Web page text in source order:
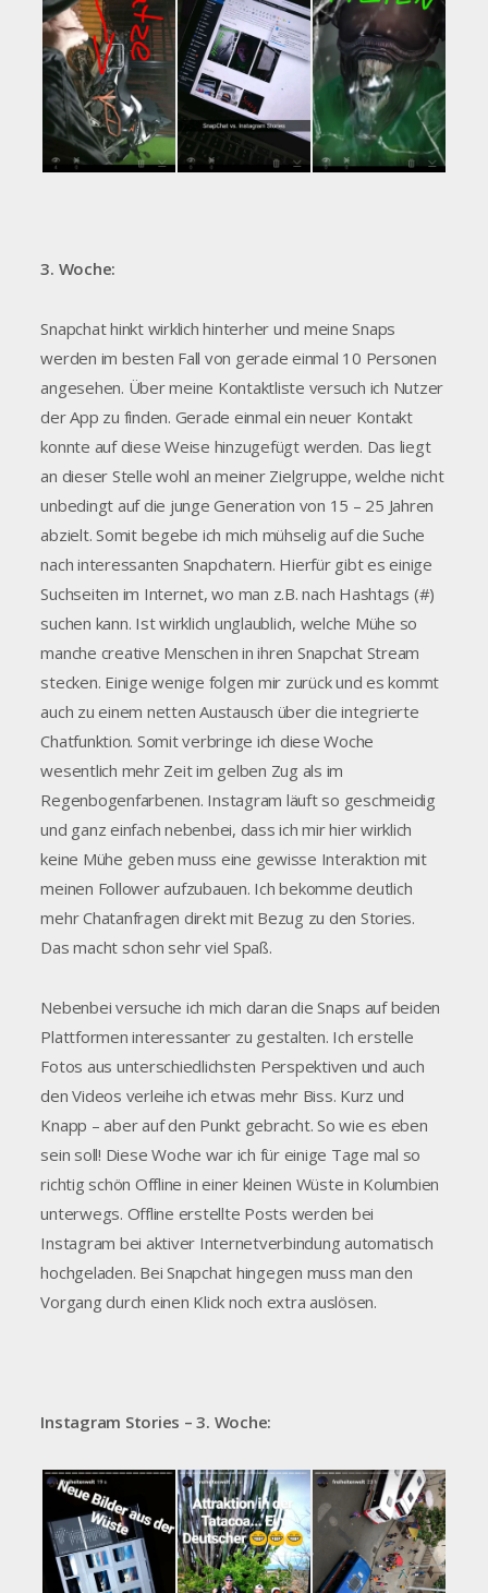
3. Woche:
Snapchat hinkt wirklich hinterher und meine Snaps
werden im besten Fall von gerade einmal 10 Personen
angesehen. Über meine Kontaktliste versuch ich Nutzer
der App zu finden. Gerade einmal ein neuer Kontakt
konnte auf diese Weise hinzugefügt werden. Das liegt
an dieser Stelle wohl an meiner Zielgruppe, welche nicht
unbedingt auf die junge Generation von 15 – 25 Jahren
abzielt. Somit begebe ich mich mühselig auf die Suche
nach interessanten Snapchatern. Hierfür gibt es einige
Suchseiten im Internet, wo man z.B. nach Hashtags (#)
suchen kann. Ist wirklich unglaublich, welche Mühe so
manche creative Menschen in ihren Snapchat Stream
stecken. Einige wenige folgen mir zurück und es kommt
auch zu einem netten Austausch über die integrierte
Chatfunktion. Somit verbringe ich diese Woche
wesentlich mehr Zeit im gelben Zug als im
Regenbogenfarbenen. Instagram läuft so geschmeidig
und ganz einfach nebenbei, dass ich mir hier wirklich
keine Mühe geben muss eine gewisse Interaktion mit
meinen Follower aufzubauen. Ich bekomme deutlich
mehr Chatanfragen direkt mit Bezug zu den Stories.
Das macht schon sehr viel Spaß.
Nebenbei versuche ich mich daran die Snaps auf beiden
Plattformen interessanter zu gestalten. Ich erstelle
Fotos aus unterschiedlichsten Perspektiven und auch
den Videos verleihe ich etwas mehr Biss. Kurz und
Knapp – aber auf den Punkt gebracht. So wie es eben
sein soll! Diese Woche war ich für einige Tage mal so
richtig schön Offline in einer kleinen Wüste in Kolumbien
unterwegs. Offline erstellte Posts werden bei
Instagram bei aktiver Internetverbindung automatisch
hochgeladen. Bei Snapchat hingegen muss man den
Vorgang durch einen Klick noch extra auslösen.
Instagram Stories – 3. Woche: